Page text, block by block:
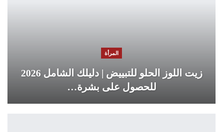
المرأة
زيت اللوز الحلو للتبييض | دليلك الشامل 2026
للحصول على بشرة…